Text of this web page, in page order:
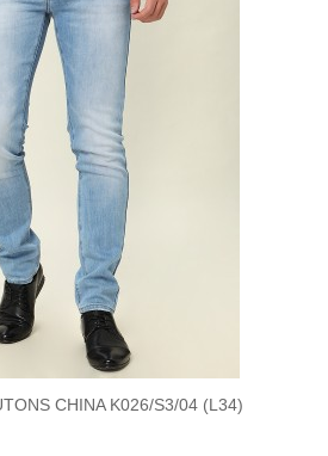
В корзину
CHINA K026/S3/04 (L34)